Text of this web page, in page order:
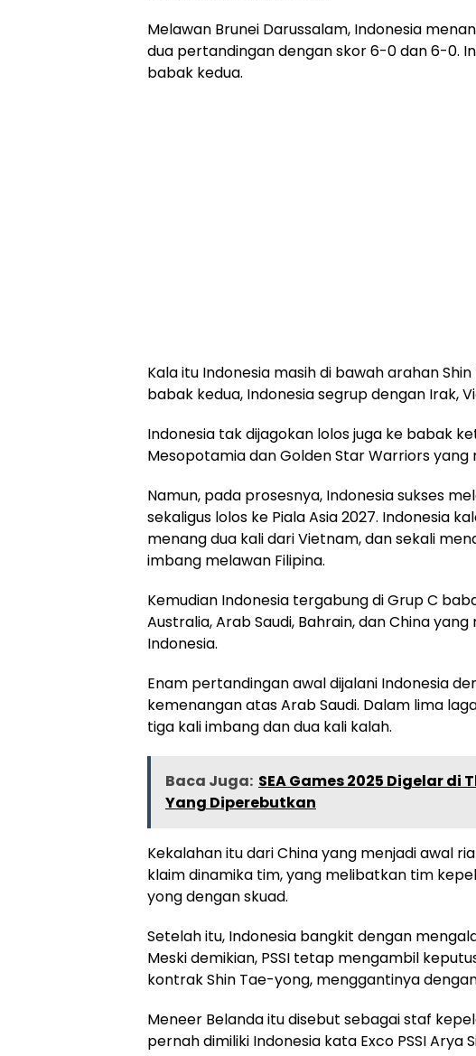
Melawan Brunei Darussalam, Indonesia
dua pertandingan dengan skor 6-0 dan 6-0.
babak kedua.
Kala itu Indonesia masih di bawah arahan
babak kedua, Indonesia segrup dengan Irak,
Indonesia tak dijagokan lolos juga ke babak
Mesopotamia dan Golden Star Warriors yang
Namun, pada prosesnya, Indonesia sukses
sekaligus lolos ke Piala Asia 2027. Indonesia
menang dua kali dari Vietnam, dan sekali
imbang melawan Filipina.
Kemudian Indonesia tergabung di Grup C
Australia, Arab Saudi, Bahrain, dan China
Indonesia.
Enam pertandingan awal dijalani Indonesia
kemenangan atas Arab Saudi. Dalam lima
tiga kali imbang dan dua kali kalah.
Baca Juga: SEA Games 2025 Digelar di
Yang Diperebutkan
Kekalahan itu dari China yang menjadi awal
klaim dinamika tim, yang melibatkan tim
yong dengan skuad.
Setelah itu, Indonesia bangkit dengan
Meski demikian, PSSI tetap mengambil
kontrak Shin Tae-yong, menggantinya
Meneer Belanda itu disebut sebagai staf
pernah dimiliki Indonesia kata Exco PSSI Arya